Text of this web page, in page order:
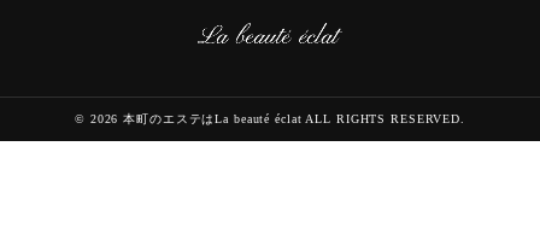
© 2026 本町のエステはLa beauté éclat ALL RIGHTS RESERVED.